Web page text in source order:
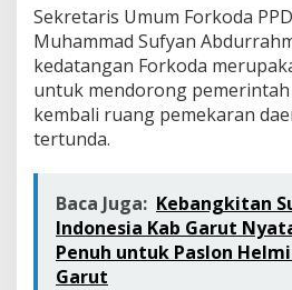
n
P
e
n
g
u
a
n
R
e
g
Sekretaris Umum Forkoda
Muhammad Sufyan
kedatangan Forkoda
untuk mendorong
kembali ruang pemekaran
tertunda.
Baca Juga: Kebangkitan
Indonesia Kab Garut
Penuh untuk Paslon
Garut